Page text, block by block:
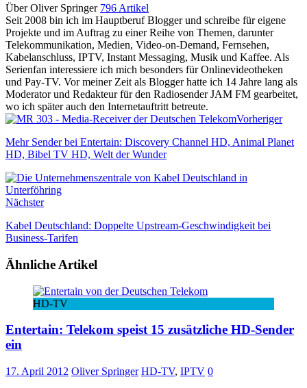
Über Oliver Springer 796 Artikel
Seit 2008 bin ich im Hauptberuf Blogger und schreibe für eigene
Projekte und im Auftrag zu einer Reihe von Themen, darunter
Telekommunikation, Medien, Video-on-Demand, Fernsehen,
Kabelanschluss, IPTV, Instant Messaging, Musik und Kaffee. Als
Serienfan interessiere ich mich besonders für Onlinevideotheken
und Pay-TV. Vor meiner Zeit als Blogger hatte ich 14 Jahre lang als
Moderator und Redakteur für den Radiosender JAM FM gearbeitet,
wo ich später auch den Internetauftritt betreute.
Vorheriger
Mehr Sender bei Entertain: Discovery Channel HD, Animal Planet
HD, Bibel TV HD, Welt der Wunder
Nächster
Kabel Deutschland: Doppelte Upstream-Geschwindigkeit bei
Business-Tarifen
Ähnliche Artikel
HD-TV
Entertain: Telekom speist 15 zusätzliche HD-Sender
ein
17. April 2012 Oliver Springer HD-TV, IPTV 0